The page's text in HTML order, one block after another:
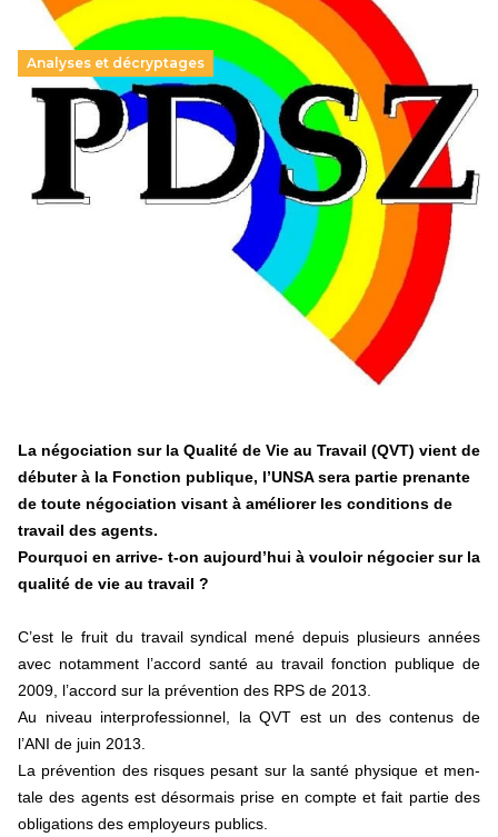
Analyses et décryptages
Hongrie : du changement pour les politiques
éducatives, aussi !
25 juin 2026
En Hongrie, le conservateur Peter Magyar et son parti
Tisza "Respect et liberté" ont remporté une large victoire,
contre le premier ministre sortant, Viktor Orban,…
La négociation sur la Qualité de Vie au Travail (QVT) vient de
débuter à la Fonction publique, l’UNSA sera partie prenante
de toute négociation visant à améliorer les conditions de
travail des agents.
Pourquoi en arrive- t-on aujourd’hui à vou­loir négo­cier sur la
qua­lité de vie au tra­vail ?
C’est le fruit du tra­vail syn­di­cal mené depuis plu­sieurs années
avec notam­ment l’accord santé au tra­vail fonc­tion publi­que de
2009, l’accord sur la pré­ven­tion des RPS de 2013.
Au niveau inter­pro­fes­sion­nel, la QVT est un des conte­nus de
l’ANI de juin 2013.
La pré­ven­tion des ris­ques pesant sur la santé phy­si­que et men­
tale des agents est désor­mais prise en compte et fait partie des
obli­ga­tions des employeurs publics.